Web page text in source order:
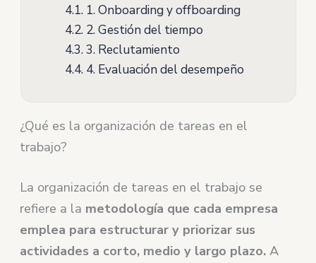
4.1.1. Onboarding y offboarding
4.2.2. Gestión del tiempo
4.3.3. Reclutamiento
4.4.4. Evaluación del desempeño
¿Qué es la organización de tareas en el
trabajo?
La organización de tareas en el trabajo se
refiere a la metodología que cada empresa
emplea para estructurar y priorizar sus
actividades a corto, medio y largo plazo. A